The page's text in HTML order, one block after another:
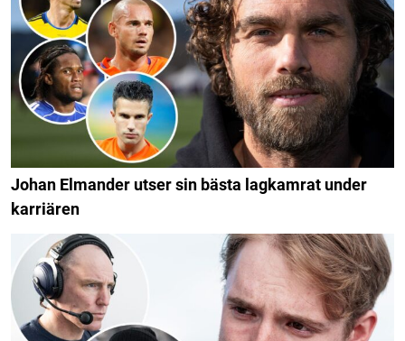
Johan Elmander utser sin bästa lagkamrat under
karriären